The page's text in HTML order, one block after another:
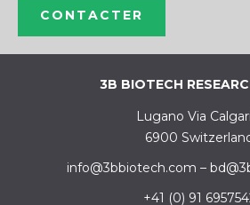
CONTACTER
3B BIOTECH
Lugano Via
6900
info@3bbiotech.com –
+41 (0) 91